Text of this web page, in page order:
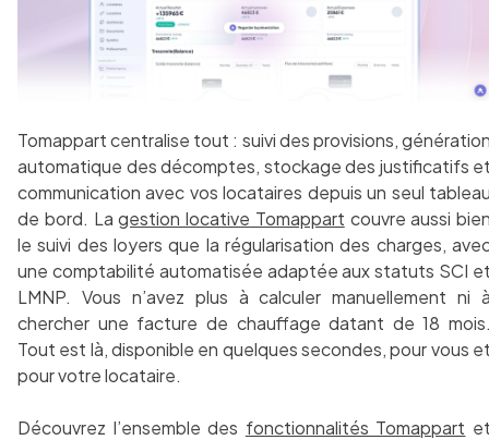
Tomappart centralise tout : suivi des provisions,
automatique des décomptes, stockage des justificatifs
communication avec vos locataires depuis un seul
de bord. Lagestion locative Tomappart couvre aussi
le suivi des loyers que la régularisation des charges,
une comptabilité automatisée adaptée aux statuts SCI
LMNP. Vous n’avez plus à calculer manuellement ni
chercher une facture de chauffage datant de 18
Tout est là, disponible en quelques secondes, pour vous
pour votre locataire.
Découvrez l’ensemble des fonctionnalités Tomappart